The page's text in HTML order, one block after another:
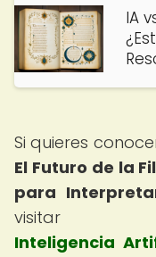
IA
Si quieres
El Futuro de la
para
visitar
Inteligencia